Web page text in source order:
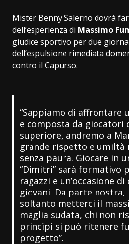
Mister Benny Salerno dovrà
dell’esperienza di Massimo
giudice sportivo per due
dell’espulsione rimediata
contro il Capurso.
“Sappiamo di affrontare
e composta da giocatori
superiore, andremo a
grande rispetto e umiltà
senza paura. Giocare in
“Dimitri” sarà formativo
ragazzi e un’occasione
giovani. Da parte nostra,
soltanto metterci il
maglia sudata, chi non
princìpi si può ritenere
progetto”.